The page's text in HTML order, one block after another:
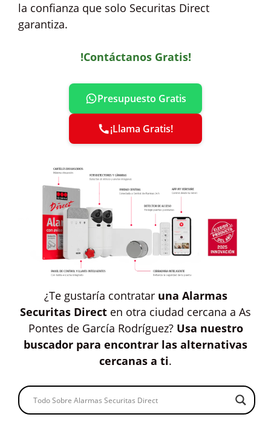
la confianza que solo Securitas Direct
garantiza.
!Contáctanos Gratis!
Presupuesto Gratis
¡Llama Gratis!
¿Te gustaría contratar una Alarmas
Securitas Direct en otra ciudad cercana a As
Pontes de García Rodríguez? Usa nuestro
buscador para encontrar las alternativas
cercanas a ti.